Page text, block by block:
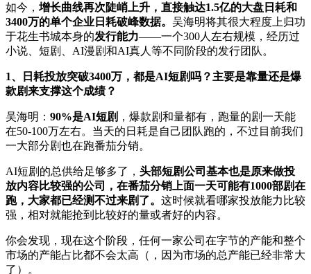
如今， 增长曲线再次陡峭上升，直接触达1.5亿的大盘日耗和
3400万的单个企业日耗破峰数据。 吴海明将其很大程度上归功
于花生书城本身的发行能力——一个300人左右规模，经历过
小说、短剧、AI漫剧和AI真人等不同阶段的发行团队。
1、日耗投放突破3400万，都是AI短剧吗？主要是靠量还是爆
款剧来支撑这个成绩？
吴海明： 90%是AI短剧 ，爆款剧和量都有，跑量的剧一天能
在50-100万左右。当天的日耗是自己团队跑的，不过目前我们
一大部分剧也在跑番茄分销。
AI短剧的总供给足够多了， 头部短剧公司基本也是原来做投
放内容比较强的公司，在番茄分销上面一天可能有1000部剧在
跑，大家都已经测不过来剧了。 这时候就看哪家投放能力比较
强，相对就能抢到比较好的量或者好的内容。
你会发现，现在这个阶段，任何一家公司在字节的产能和整个
市场的产能占比都不会太高（，因为市场的总产能已经非常大
了）。